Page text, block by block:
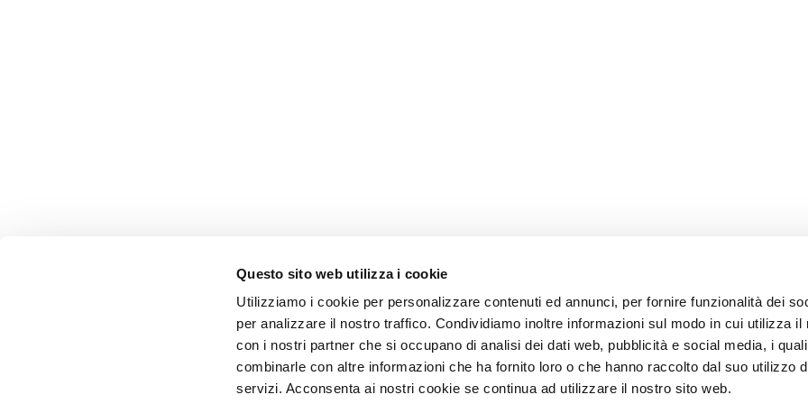
Questo sito web utilizza i cookie
Utilizziamo i cookie per personalizzare contenuti ed annunci, per fornire funzionalità dei
per analizzare il nostro traffico. Condividiamo inoltre informazioni sul modo in cui utilizza il
con i nostri partner che si occupano di analisi dei dati web, pubblicità e social media, i
combinarle con altre informazioni che ha fornito loro o che hanno raccolto dal suo utilizzo
servizi. Acconsenta ai nostri cookie se continua ad utilizzare il nostro sito web.